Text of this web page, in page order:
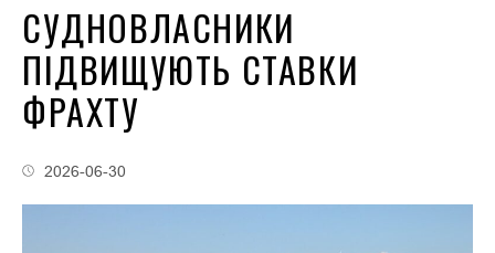
СУДНОВЛАСНИКИ
ПІДВИЩУЮТЬ СТАВКИ
ФРАХТУ
2026-06-30